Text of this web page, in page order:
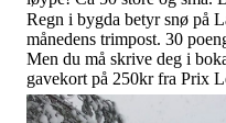
Regn i bygda betyr snø på
månedens trimpost. 30
Men du må skrive deg i
gavekort på 250kr fra Prix